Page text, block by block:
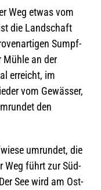
Weg etwas vom
die Land­schaft
Sumpf­
Mühle an der
erreicht, im
vom Gewäs­ser,
den
umrun­det, die
Weg führt zur Süd­
See wird am Ost­